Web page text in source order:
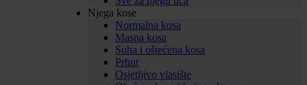
Njega kose
Normalna kosa
Masna kosa
Suha i oštećena kosa
Prhut
Osjetljivo vlasište